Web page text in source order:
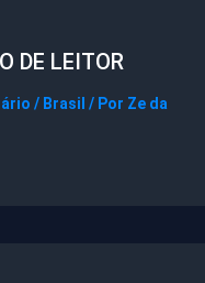
DE LEITOR
/ Brasil / Por Ze da